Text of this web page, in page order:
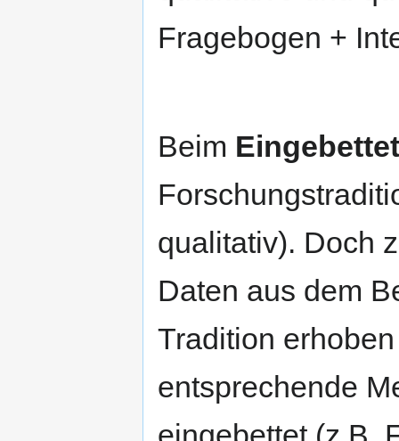
Fragebogen +
Beim
qualitativ). Doch
Daten aus dem
Tradition
entsprechende